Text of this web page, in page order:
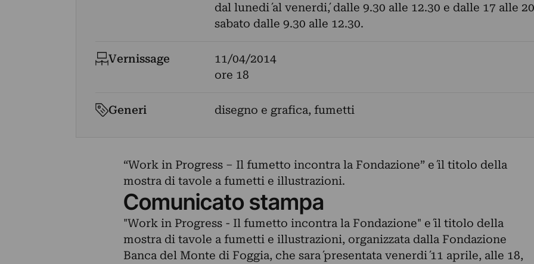
dal lunedi´ al venerdi´, dalle 9.30 alle 12.30 e dalle 17 alle
sabato dalle 9.30 alle 12.30.
Vernissage
11/04/2014
ore 18
Generi disegno e grafica, fumetti
“Work in Progress – Il fumetto incontra la Fondazione” e´ il titolo della
mostra di tavole a fumetti e illustrazioni.
Comunicato stampa
"Work in Progress - Il fumetto incontra la Fondazione" e´ il titolo della
mostra di tavole a fumetti e illustrazioni, organizzata dalla Fondazione
Banca del Monte di Foggia, che sara´ presentata venerdi´ 11 aprile, alle 18,